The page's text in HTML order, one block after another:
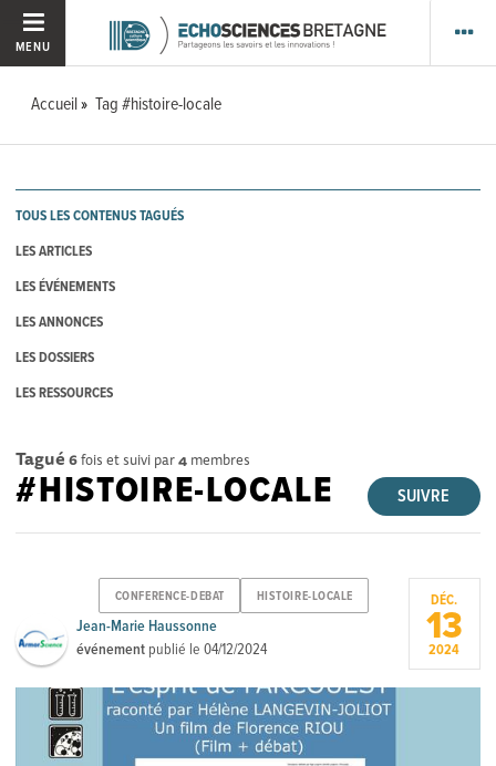
MENU
Accueil Tag #histoire-locale
TOUS LES CONTENUS TAGUÉS
LES ARTICLES
LES ÉVÉNEMENTS
LES ANNONCES
LES DOSSIERS
LES RESSOURCES
Tagué 6fois et suivi par4 membres
SUIVRE
#HISTOIRE-LOCALE
CONFERENCE-DEBAT HISTOIRE-LOCALE
Jean-Marie Haussonne
événement publié le04/12/2024
DÉC.
13
2024